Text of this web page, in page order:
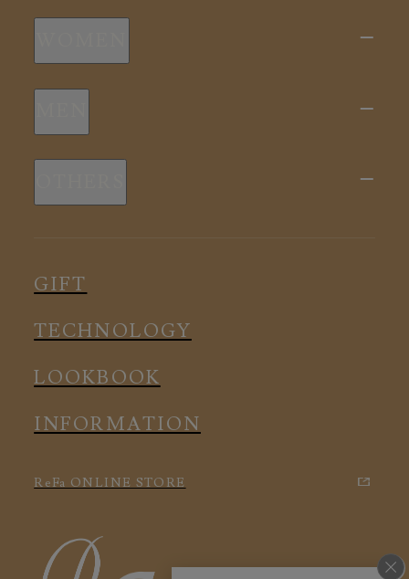
新商品
スリープウェア
ルームウェア
アクセサリー
新商品
ルームウェア
アクセサリー
GIFT
TECHNOLOGY
LOOKBOOK
INFORMATION
ReFa ONLINE STORE